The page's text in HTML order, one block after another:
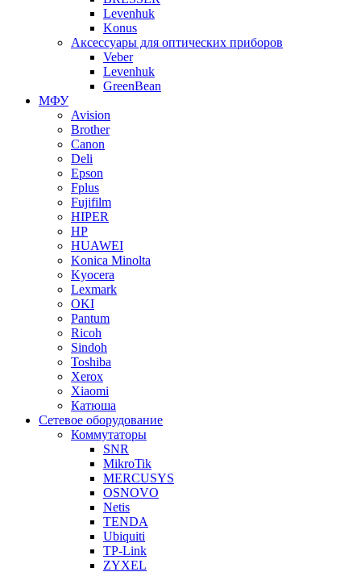
Levenhuk
Konus
Аксессуары для оптических приборов
Veber
Levenhuk
GreenBean
МФУ
Avision
Brother
Canon
Deli
Epson
Fplus
Fujifilm
HIPER
HP
HUAWEI
Konica Minolta
Kyocera
Lexmark
OKI
Pantum
Ricoh
Sindoh
Toshiba
Xerox
Xiaomi
Катюша
Сетевое оборудование
Коммутаторы
SNR
MikroTik
MERCUSYS
OSNOVO
Netis
TENDA
Ubiquiti
TP-Link
ZYXEL